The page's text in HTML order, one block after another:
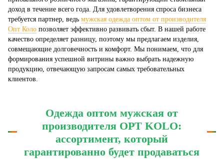
доход в течение всего года. Для удовлетворения спроса бизнеса
требуется партнер, ведь мужская одежда оптом от производителя
Опт Коло позволяет эффективно развивать сбыт. В нашей работе
качество определяет разницу, поэтому мы предлагаем изделия,
совмещающие долговечность и комфорт. Мы понимаем, что для
формирования успешной витрины важно выбрать надежную
продукцию, отвечающую запросам самых требовательных
клиентов.
Одежда оптом мужская от
производителя OPT KOLO:
ассортимент, который
гарантированно будет продаваться